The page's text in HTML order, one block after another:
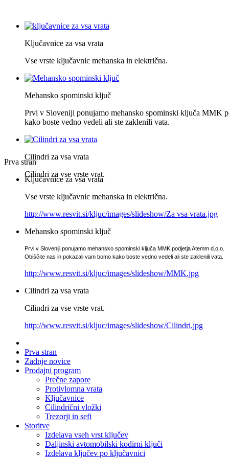
Ključavnice za vsa vrata
Vse vrste ključavnic mehanska in električna.
Mehansko spominski ključ
Prvi v Sloveniji ponujamo mehansko spominski ključa MMK
kako boste vedno vedeli ali ste zaklenili vata.
Cilindri za vsa vrata
Cilindri za vse vrste vrat.
Prva stran
Ključavnice za vsa vrata
Vse vrste ključavnic mehanska in električna.
http://www.resvit.si/kljuc/images/slideshow/Za vsa vrata.jpg
Mehansko spominski ključ
Prvi v Sloveniji ponujamo mehansko spominski ključa MMK podjetja Atemm d.o.o.
Obiščite nas in pokazali vam bomo kako boste vedno vedeli ali ste zaklenili vata.
http://www.resvit.si/kljuc/images/slideshow/MMK.jpg
Cilindri za vsa vrata
Cilindri za vse vrste vrat.
http://www.resvit.si/kljuc/images/slideshow/Cilindri.jpg
Prva stran
Zadnje novice
Prodajni program
Prečne zapore
Protivlomna vrata
Ključavnice
Cilindrični vložki
Trezorji in sefi
Storitve
Izdelava vseh vrst ključev
Daljinski avtomobilski kodirni ključi
Izdelava ključev po ključavnici